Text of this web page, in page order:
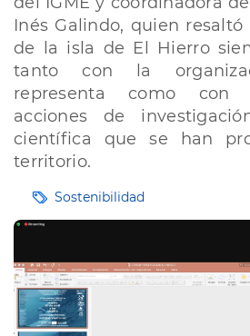
Inés Galindo, quien
de la isla de El Hierro
tanto con la
representa como con
acciones de
científica que se han
territorio.
EtiquetasSostenibilidad